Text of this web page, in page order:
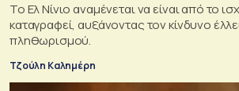
Το Ελ Νίνιο αναμένεται να είναι από το
καταγραφεί, αυξάνοντας τον κίνδυνο
πληθωρισμού.
Τζούλη Καλημέρη